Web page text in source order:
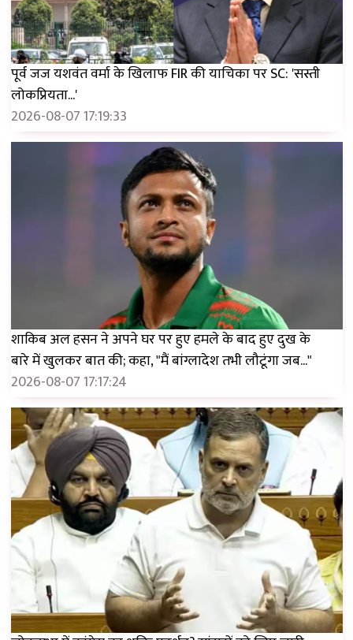
पूर्व जज यशवंत वर्मा के खिलाफ FIR की याचिका पर SC: 'सस्ती
लोकप्रियता...'
2026-08-07 17:19:33
शाकिब अल हसन ने अपने घर पर हुए हमले के बाद हुए दुख के
बारे में खुलकर बात की; कहा, "मैं बांग्लादेश तभी लौटूंगा जब..."
2026-08-07 17:17:24